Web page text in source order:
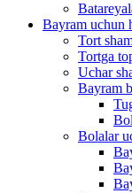
Bayram uchun
Tort
Tortga
Uchar
Bayram
Bolalar